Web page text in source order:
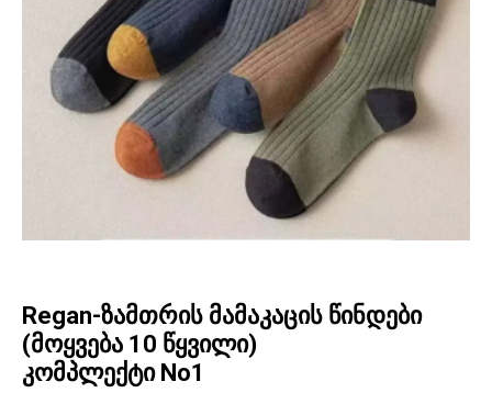
Regan-ზამთრის მამაკაცის წინდები
(მოყვება 10 წყვილი)
კომპლექტი No1